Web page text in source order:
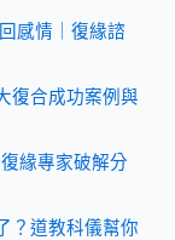
感情｜復緣諮
復合成功案例與
緣專家破解分
？道教科儀幫你